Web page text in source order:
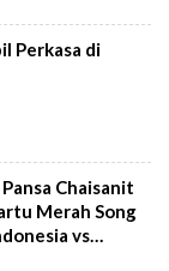
Perkasa di
Chaisanit
Merah Song
vs